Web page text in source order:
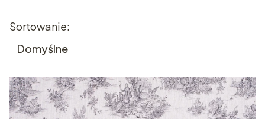
Lista produktów
Sortowanie:
Domyślne